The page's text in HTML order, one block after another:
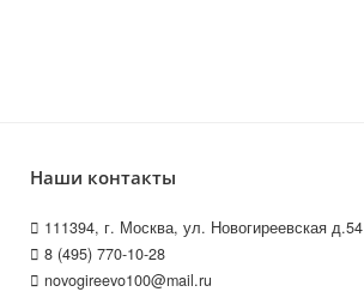
Наши контакты
111394, г. Москва, ул. Новогиреевская д.54
8 (495) 770-10-28
novogireevo100@mail.ru